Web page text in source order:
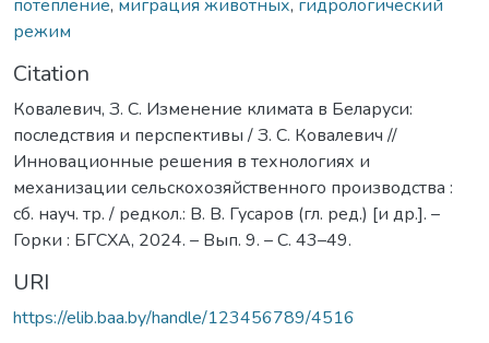
потепление, миграция животных, гидрологический
режим
Citation
Ковалевич, З. С. Изменение климата в Беларуси:
последствия и перспективы / З. С. Ковалевич //
Инновационные решения в технологиях и
механизации сельскохозяйственного производства :
сб. науч. тр. / редкол.: В. В. Гусаров (гл. ред.) [и др.]. –
Горки : БГСХА, 2024. – Вып. 9. – С. 43–49.
URI
https://elib.baa.by/handle/123456789/4516